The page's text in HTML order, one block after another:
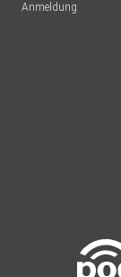
Anmeldung